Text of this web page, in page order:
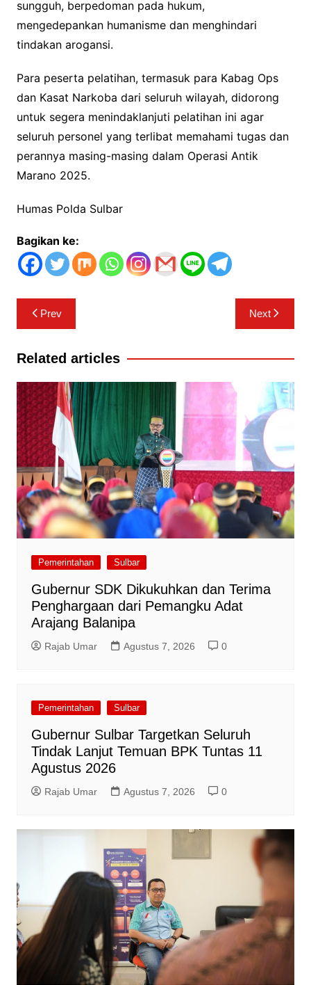
sungguh, berpedoman pada hukum,
mengedepankan humanisme dan menghindari
tindakan arogansi.
Para peserta pelatihan, termasuk para Kabag Ops
dan Kasat Narkoba dari seluruh wilayah, didorong
untuk segera menindaklanjuti pelatihan ini agar
seluruh personel yang terlibat memahami tugas dan
perannya masing-masing dalam Operasi Antik
Marano 2025.
Humas Polda Sulbar
Bagikan ke:
Navigasi
pos
Prev Next
Related articles
Pemerintahan Sulbar
Gubernur SDK Dikukuhkan dan Terima
Penghargaan dari Pemangku Adat
Arajang Balanipa
Rajab Umar Agustus 7, 2026 0
Pemerintahan Sulbar
Gubernur Sulbar Targetkan Seluruh
Tindak Lanjut Temuan BPK Tuntas 11
Agustus 2026
Rajab Umar Agustus 7, 2026 0